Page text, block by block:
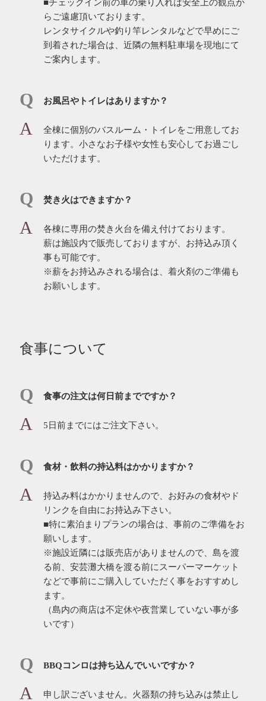
■チェックイン前の車の乗り入れは安全上の観点か
らご遠慮頂いております。
レンタサイクルや釣り竿レンタルなどで早めにご
到着された場合は、近隣の無料駐車場を現地にて
ご案内します。
お風呂やトイレはありますか？
全棟に個別のバスルーム・トイレをご用意してお
ります。小さなお子様や女性も安心してお過ごし
いただけます。
焚き火はできますか？
各棟に専用の焚き火台を備え付けております。
薪は施設内で販売しておりますが、お持込み頂く
事も可能です。
※薪をお持込みされる場合は、着火剤のご準備も
お願いします。
食事について
⾷事の注⽂は何⽇前までですか？
5⽇前までにはご注⽂下さい。
⾷材・飲料の持込料はかかりますか？
持込み料はかかりませんので、お好みの食材やド
リンクを自由にお持込み下さい。
■特に素泊まりプランの場合は、事前のご準備をお
願いします。
※施設近隣には販売店がありませんので、島を渡
る前、安芸灘大橋を渡る前にスーパーマーケット
などで事前にご購入していただく事をおすすめし
ます。
（島内の商店は不定休や夜営業していない事が多
いです）
BBQコンロは持ち込んでいいですか？
申し訳ございません。⽕器類の持ち込みは禁⽌し